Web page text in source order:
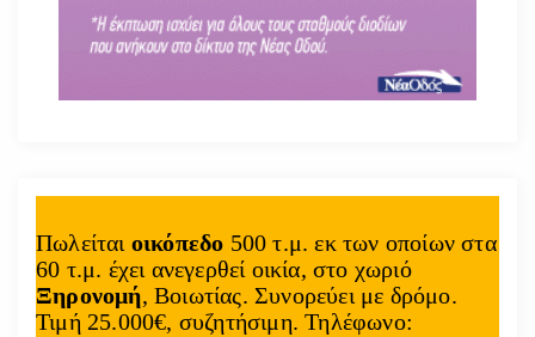
Πωλείται οικόπεδο 500 τ.μ. εκ των οποίων στα
60 τ.μ. έχει ανεγερθεί οικία, στο χωριό
Ξηρονομή, Βοιωτίας. Συνορεύει με δρόμο.
Τιμή 25.000€, συζητήσιμη. Τηλέφωνο: